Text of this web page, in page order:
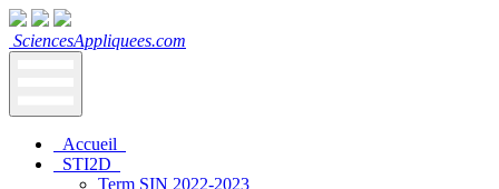
SciencesAppliquees.com
Accueil
STI2D
Term SIN 2022-2023